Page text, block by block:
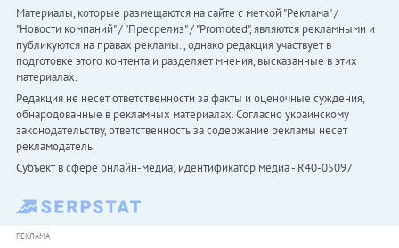
Материалы, которые размещаются на сайте с меткой "Реклама" /
"Новости компаний" / "Пресрелиз" / "Promoted", являются рекламными и
публикуются на правах рекламы. , однако редакция участвует в
подготовке этого контента и разделяет мнения, высказанные в этих
материалах.
Редакция не несет ответственности за факты и оценочные суждения,
обнародованные в рекламных материалах. Согласно украинскому
законодательству, ответственность за содержание рекламы несет
рекламодатель.
Субъект в сфере онлайн-медиа; идентификатор медиа - R40-05097
РЕКЛАМА